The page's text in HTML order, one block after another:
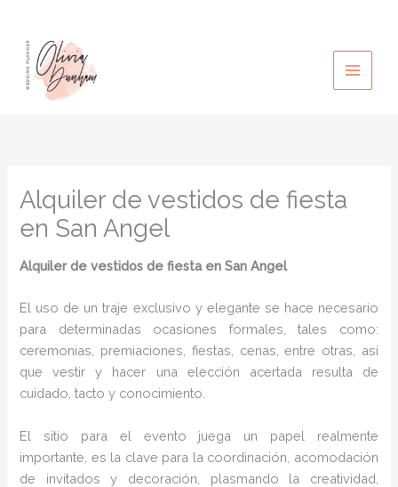
contenido
Alquiler de vestidos de fiesta
en San Angel
Alquiler de vestidos de fiesta en San Angel
El uso de un traje exclusivo y elegante se hace necesario
para determinadas ocasiones formales, tales como:
ceremonias, premiaciones, fiestas, cenas, entre otras, así
que vestir y hacer una elección acertada resulta de
cuidado, tacto y conocimiento.
El sitio para el evento juega un papel realmente
importante, es la clave para la coordinación, acomodación
de invitados y decoración, plasmando la creatividad,